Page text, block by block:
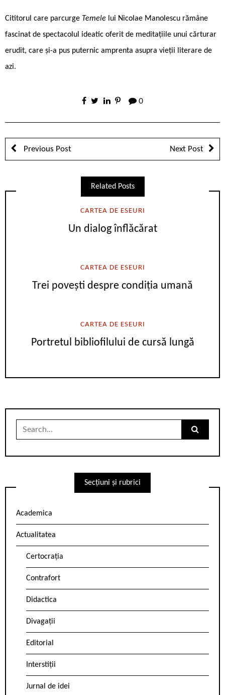
Cititorul care parcurge Temele lui Nicolae Manolescu rămâne
fascinat de spectacolul ideatic oferit de meditațiile unui cărturar
erudit, care și-a pus puternic amprenta asupra vieții literare de
azi.
0
Previous Post Next Post
Related Posts
CARTEA DE ESEURI
Un dialog înflăcărat
CARTEA DE ESEURI
Trei povești despre condiția umană
CARTEA DE ESEURI
Portretul bibliofilului de cursă lungă
Search
Secțiuni și rubrici
Academica
Actualitatea
Certocrația
Contrafort
Didactica
Divagații
Editorial
Interstiții
Jurnal de idei